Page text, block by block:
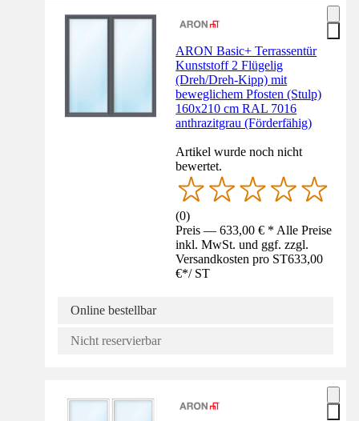
ARON Basic+ Terrassentür
Kunststoff 2 Flügelig
(Dreh/Dreh-Kipp) mit
beweglichem Pfosten (Stulp)
160x210 cm RAL 7016
anthrazitgrau (Förderfähig)
Artikel wurde noch nicht
bewertet.
(0)
Preis — 633,00 € * Alle Preise
inkl. MwSt. und ggf. zzgl.
Versandkosten pro ST633,00
€*/ ST
Online bestellbar
Nicht reservierbar